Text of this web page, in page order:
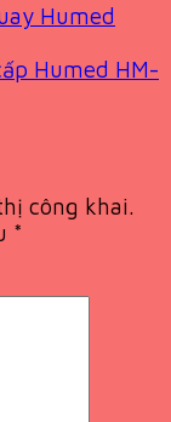
Humed
Humed HM-
công khai.
*